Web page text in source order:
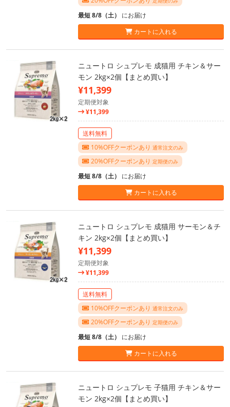
最短 8/8（土） にお届け
カートに入れる
ニュートロ シュプレモ 成猫用 チキン＆サー
モン 2kg×2個【まとめ買い】
¥11,399
定期便対象
¥11,399
送料無料
10%OFFクーポンあり 通常注文のみ
20%OFFクーポンあり 定期便のみ
最短 8/8（土） にお届け
カートに入れる
ニュートロ シュプレモ 成猫用 サーモン＆チ
キン 2kg×2個【まとめ買い】
¥11,399
定期便対象
¥11,399
送料無料
10%OFFクーポンあり 通常注文のみ
20%OFFクーポンあり 定期便のみ
最短 8/8（土） にお届け
カートに入れる
ニュートロ シュプレモ 子猫用 チキン＆サー
モン 2kg×2個【まとめ買い】